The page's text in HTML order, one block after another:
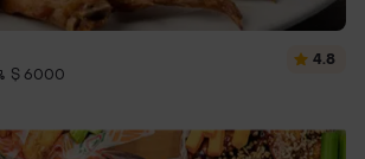
$ 6000
4.8